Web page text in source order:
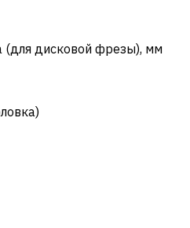
(для дисковой фрезы), мм